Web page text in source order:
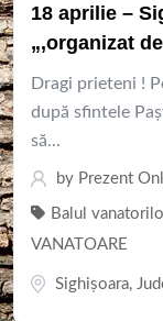
18 aprilie –
„,organizat
Dragi prieteni !
după sfintele
să...
by Prezent
Balul
VANATOARE
Sighişoara,